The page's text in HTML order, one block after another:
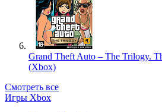
Grand Theft Auto – The Trilogy.
(Xbox)
Смотреть все
Игры Xbox